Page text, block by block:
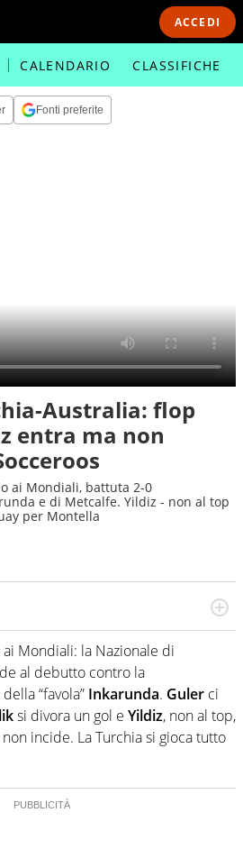
ACCEDI
CALENDARIO CLASSIFICHE
Fonti preferite
Australia: flop
entra ma non
ai Mondiali, battuta 2-0
e di Metcalfe. Yildiz - non al top
per Montella
appassionato di calcio in tutte le
una particolare predilezione per i
ai Mondiali: la Nazionale di
al debutto contro la
della “favola” Inkarunda. Guler ci
si divora un gol e Yildiz, non al top,
incide. La Turchia si gioca tutto